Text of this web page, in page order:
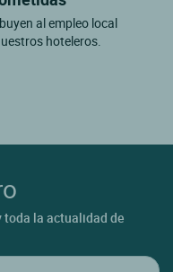
al empleo local
hoteleros.
la actualidad de